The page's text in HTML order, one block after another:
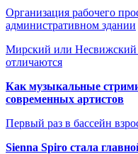
Организация рабочего
административном здании
Мирский или Несвижский
отличаются
Как музыкальные
современных артистов
Первый раз в бассейн
Sienna Spiro стала